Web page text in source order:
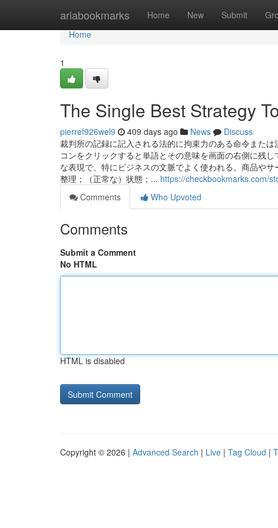
ariabookmarks Home New Submit
Home
Home
1
The Single Best Strategy
pierref926wel9 409 days ago News
Discuss
裁判所の記録に記入される法的に拘束力のある命令また
コンをクリックすると単語とその意味を画面の右側に残
な表現で、特にビジネスの文脈でよく使われる。商品や
整理；（正常な）状態；... https://checkbookmarks.com/
Comments
Who Upvoted
Comments
Submit a Comment
No HTML
HTML is disabled
Copyright © 2026 | Advanced Search | Live | Tag Cloud |